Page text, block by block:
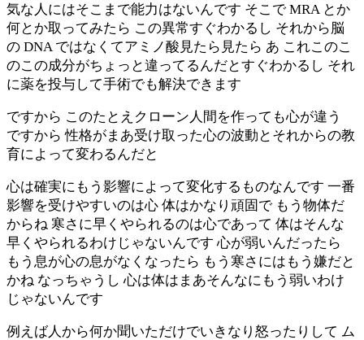
気な人にはそこまで能力はないんです そこで MRA とか
何とか取ってみたら この異常すぐわかるし それから脳
の DNA ではなくてアミノ酸見たら見たら あ これこのこ
のこの成分がちょっと違ってるんだとすぐわかるし それ
に薬を投与して手術でも解決できます
ですから このたとえクローン人間を作っても心が違う
ですから 性格がまあ受け取った心の波動とそれからの教
育によって変わるんだと
心は確実にもう影響によって変化するものなんです 一番
影響を受けやすいのは心 体はかなり頑固で もう物体だ
からね 寒さに早くやられるのは心であって 体はそんな
早くやられるわけじゃないんです 心が弱いんだったら
もう息が心の息がなくなったら もう寒さにはもう嫌だと
かね なっちゃうし 心は体はまあそんなにもう弱いわけ
じゃないんです
例えば人から何か聞いただけでいきなり怒ったりして ム